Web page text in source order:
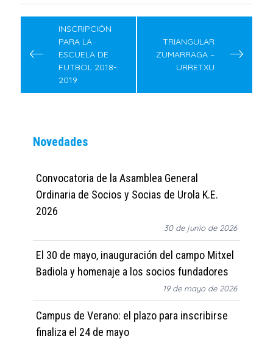
Navegación
entradas
INSCRIPCIÓN
PARA LA
ESCUELA DE
FUTBOL 2018-
2019
TRIANGULAR
ZUMARRAGA –
URRETXU
Novedades
Convocatoria de la Asamblea General
Ordinaria de Socios y Socias de Urola K.E.
2026
30 de junio de 2026
El 30 de mayo, inauguración del campo Mitxel
Badiola y homenaje a los socios fundadores
19 de mayo de 2026
Campus de Verano: el plazo para inscribirse
finaliza el 24 de mayo